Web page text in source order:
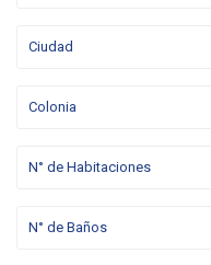
Ciudad
Colonia
N° de Habitaciones
N° de Baños